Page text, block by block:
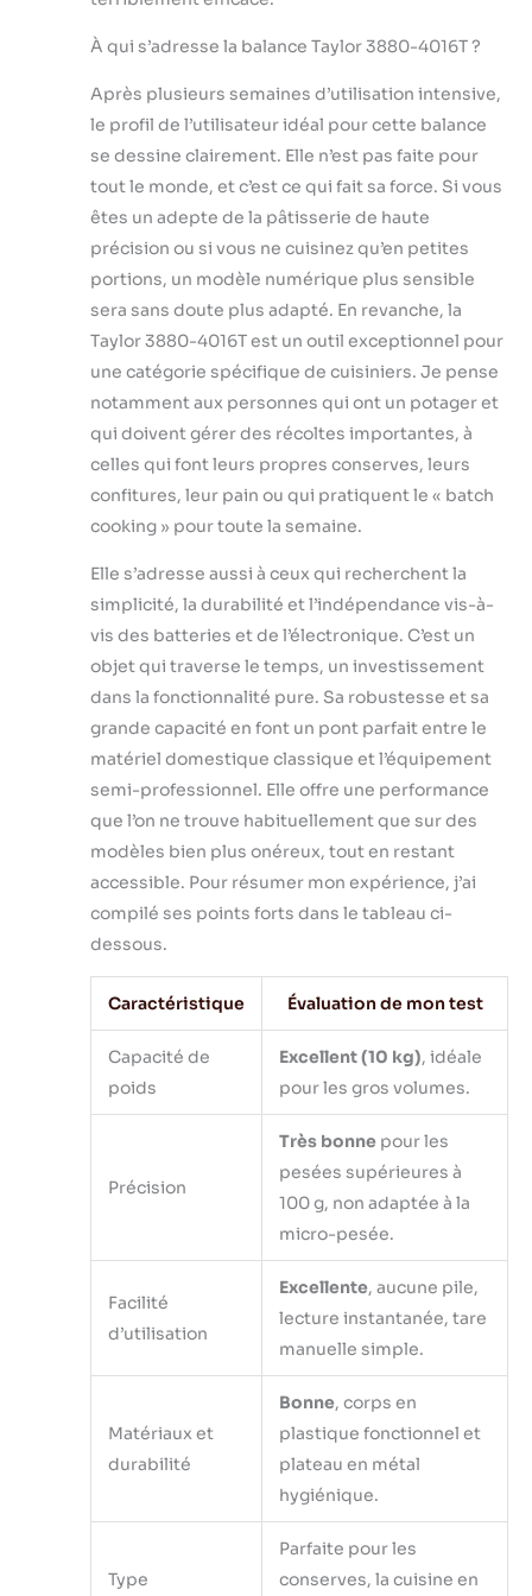
À qui s’adresse la balance Taylor 3880-4016T ?
Après plusieurs semaines d’utilisation intensive,
le profil de l’utilisateur idéal pour cette balance
se dessine clairement. Elle n’est pas faite pour
tout le monde, et c’est ce qui fait sa force. Si vous
êtes un adepte de la pâtisserie de haute
précision ou si vous ne cuisinez qu’en petites
portions, un modèle numérique plus sensible
sera sans doute plus adapté. En revanche, la
Taylor 3880-4016T est un outil exceptionnel pour
une catégorie spécifique de cuisiniers. Je pense
notamment aux personnes qui ont un potager et
qui doivent gérer des récoltes importantes, à
celles qui font leurs propres conserves, leurs
confitures, leur pain ou qui pratiquent le « batch
cooking » pour toute la semaine.
Elle s’adresse aussi à ceux qui recherchent la
simplicité, la durabilité et l’indépendance vis-à-
vis des batteries et de l’électronique. C’est un
objet qui traverse le temps, un investissement
dans la fonctionnalité pure. Sa robustesse et sa
grande capacité en font un pont parfait entre le
matériel domestique classique et l’équipement
semi-professionnel. Elle offre une performance
que l’on ne trouve habituellement que sur des
modèles bien plus onéreux, tout en restant
accessible. Pour résumer mon expérience, j’ai
compilé ses points forts dans le tableau ci-
dessous.
Caractéristique Évaluation de mon test
Capacité de
poids
Excellent (10 kg), idéale
pour les gros volumes.
Précision
Très bonne pour les
pesées supérieures à
100 g, non adaptée à la
micro-pesée.
Facilité
d’utilisation
Excellente, aucune pile,
lecture instantanée, tare
manuelle simple.
Matériaux et
durabilité
Bonne, corps en
plastique fonctionnel et
plateau en métal
hygiénique.
Type
Parfaite pour les
conserves, la cuisine en